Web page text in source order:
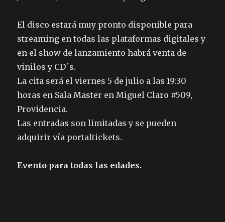
El disco estará muy pronto disponible para
streaming en todas las plataformas digitales y
en el show de lanzamiento habrá venta de
vinilos y CD´s.
La cita será el viernes 5 de julio a las 19:30
horas en Sala Master en Miguel Claro #509,
Providencia.
Las entradas son limitadas y se pueden
adquirir vía portaltickets.
Evento para todas las edades.